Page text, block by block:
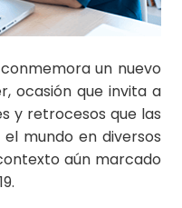
un nuevo
ocasión que invita a
y retrocesos que las
mundo en diversos
aún marcado